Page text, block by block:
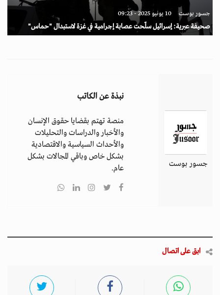
جسور بوست 10 يونيو 2025 - 09:23
صحيفة عبرية: إسرائيل سلّحت عصابة إجرامية في غزة لاستبدال "حماس"
جسور بوست
نبذة عن الكاتب
منصة تهتم بقضايا حقوق الإنسان
والأخبار والدراسات والتحليلات
والأحداث السياسية والاقتصادية
بشكل خاص وباقي المجالات بشكل
عام.
ابق على اتصال